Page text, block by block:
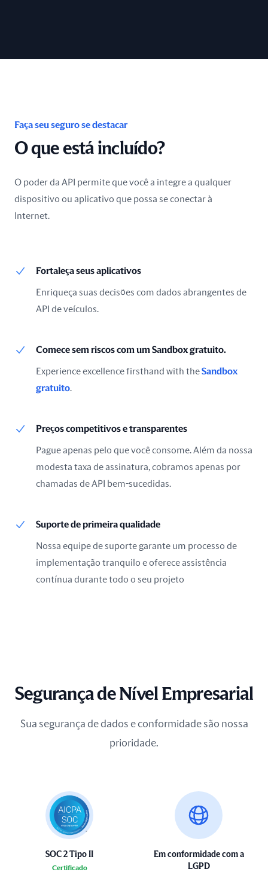
Faça seu seguro se destacar
O que está incluído?
O poder da API permite que você a integre a qualquer
dispositivo ou aplicativo que possa se conectar à
Internet.
Fortaleça seus aplicativos
Enriqueça suas decisões com dados abrangentes de
API de veículos.
Comece sem riscos com um Sandbox gratuito.
Experience excellence firsthand with theSandbox
gratuito.
Preços competitivos e transparentes
Pague apenas pelo que você consome. Além da nossa
modesta taxa de assinatura, cobramos apenas por
chamadas de API bem-sucedidas.
Suporte de primeira qualidade
Nossa equipe de suporte garante um processo de
implementação tranquilo e oferece assistência
contínua durante todo o seu projeto
Segurança de Nível Empresarial
Sua segurança de dados e conformidade são nossa
prioridade.
SOC 2 Tipo II
Certificado
Em conformidade com a
LGPD